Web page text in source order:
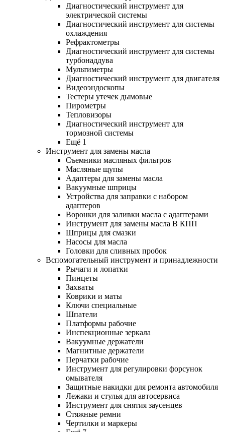
Диагностический инструмент для
электрической системы
Диагностический инструмент для системы
охлаждения
Рефрактометры
Диагностический инструмент для системы
турбонаддува
Мультиметры
Диагностический инструмент для двигателя
Видеоэндоскопы
Тестеры утечек дымовые
Пирометры
Тепловизоры
Диагностический инструмент для
тормозной системы
Ещё 1
Инструмент для замены масла
Съемники масляных фильтров
Масляные щупы
Адаптеры для замены масла
Вакуумные шприцы
Устройства для заправки с набором
адаптеров
Воронки для заливки масла с адаптерами
Инструмент для замены масла В КПП
Шприцы для смазки
Насосы для масла
Головки для сливных пробок
Вспомогательный инструмент и принадлежности
Рычаги и лопатки
Пинцеты
Захваты
Коврики и маты
Ключи специальные
Шпатели
Платформы рабочие
Инспекционные зеркала
Вакуумные держатели
Магнитные держатели
Перчатки рабочие
Инструмент для регулировки форсунок
омывателя
Защитные накидки для ремонта автомобиля
Лежаки и стулья для автосервиса
Инструмент для снятия заусенцев
Стяжные ремни
Чертилки и маркеры